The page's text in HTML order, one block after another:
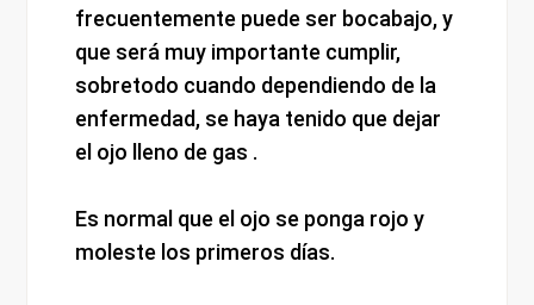
frecuentemente puede ser bocabajo, y
que será muy importante cumplir,
sobretodo cuando dependiendo de la
enfermedad, se haya tenido que dejar
el ojo lleno de gas .
Es normal que el ojo se ponga rojo y
moleste los primeros días.